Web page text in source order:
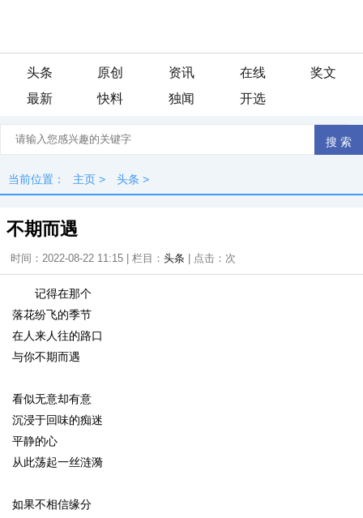
头条 原创 资讯 在线
奖文
最新
快料 独闻 开选
当前位置： 主页 > 头条 >
不期而遇
时间：2022-08-22 11:15 | 栏目： 头条 | 点击： 次
记得在那个
落花纷飞的季节
在人来人往的路口
与你不期而遇
看似无意却有意
沉浸于回味的痴迷
平静的心
从此荡起一丝涟漪
如果不相信缘分